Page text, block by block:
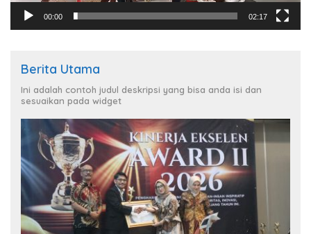
00:00 02:17
Berita Utama
Ini adalah contoh judul deskripsi yang bisa anda isi dan
sesuaikan pada widget